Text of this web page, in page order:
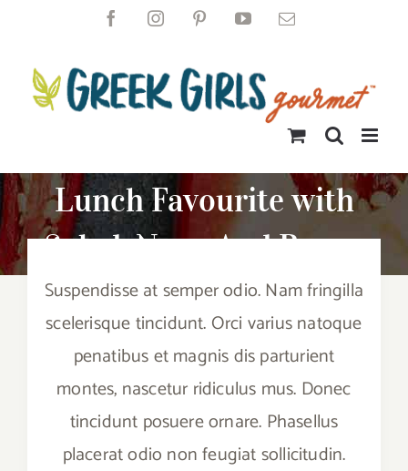
content
FacebookInstagramPinterestYouTubeEmail
Lunch Favourite with
Salad, Naan And Beans
Suspendisse at semper odio. Nam fringilla
scelerisque tincidunt. Orci varius natoque
penatibus et magnis dis parturient
montes, nascetur ridiculus mus. Donec
tincidunt posuere ornare. Phasellus
placerat odio non feugiat sollicitudin.